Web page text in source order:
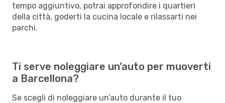
tempo aggiuntivo, potrai approfondire i quartieri
della città, goderti la cucina locale e rilassarti nei
parchi.
Ti serve noleggiare un’auto per muoverti
a Barcellona?
Se scegli di noleggiare un’auto durante il tuo